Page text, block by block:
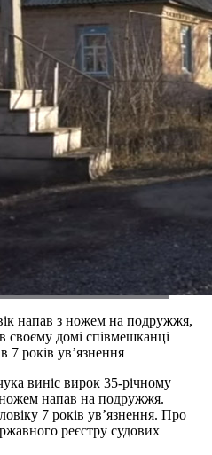
напав з ножем на подружжя,
своєму домі співмешканці
років ув’язнення
виніс вирок 35-річному
напав на подружжя.
7 років ув’язнення. Про
реєстру судових